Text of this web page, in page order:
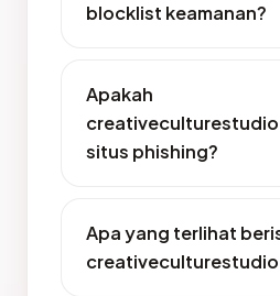
blocklist keamanan?
Apakah
situs phishing?
Apa yang terlihat